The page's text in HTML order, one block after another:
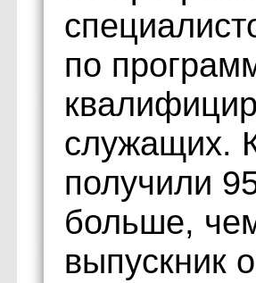
по
служащих.
получили
больше,
выпускник